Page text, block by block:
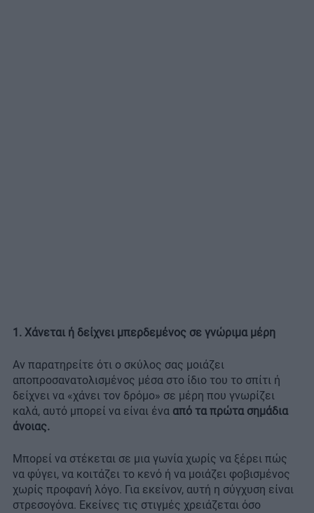
1. Χάνεται ή δείχνει μπερδεμένος σε γνώριμα μέρη
Αν παρατηρείτε ότι ο σκύλος σας μοιάζει
αποπροσανατολισμένος μέσα στο ίδιο του το σπίτι ή
δείχνει να «χάνει τον δρόμο» σε μέρη που γνωρίζει
καλά, αυτό μπορεί να είναι ένα από τα πρώτα σημάδια
άνοιας.
Μπορεί να στέκεται σε μια γωνία χωρίς να ξέρει πώς
να φύγει, να κοιτάζει το κενό ή να μοιάζει φοβισμένος
χωρίς προφανή λόγο. Για εκείνον, αυτή η σύγχυση είναι
στρεσογόνα. Εκείνες τις στιγμές χρειάζεται όσο